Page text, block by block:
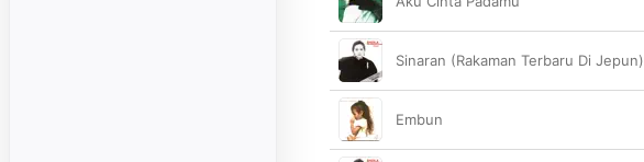
Sinaran (Rakaman Terbaru Di Jepun)
Embun